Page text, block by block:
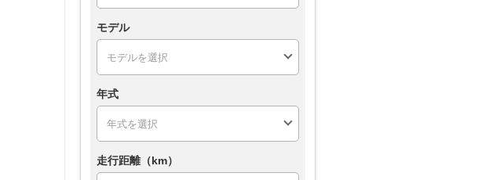
モデル
年式
走行距離（km）